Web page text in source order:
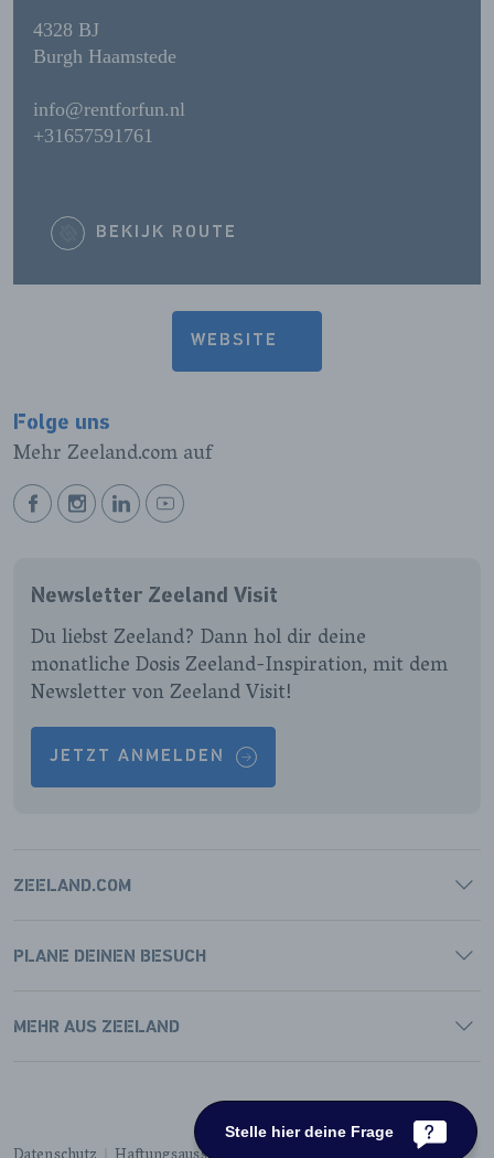
4328 BJ
Burgh Haamstede
info@rentforfun.nl
+31657591761
BEKIJK ROUTE
WEBSITE
Folge uns
Mehr Zeeland.com auf
BEKIJK
PAGINA
BEKIJK
PAGINA
BEKIJK
PAGINA
BEKIJK
PAGINA
Newsletter Zeeland Visit
Du liebst Zeeland? Dann hol dir deine
monatliche Dosis Zeeland-Inspiration, mit dem
Newsletter von Zeeland Visit!
JETZT ANMELDEN
ZEELAND.COM
PLANE DEINEN BESUCH
MEHR AUS ZEELAND
Stelle hier deine Frage